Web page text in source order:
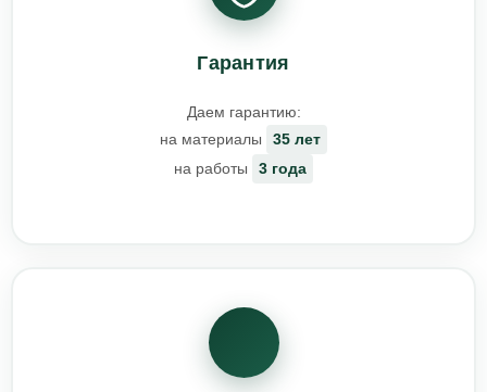
Гарантия
Даем гарантию:
на материалы
35 лет
на работы
3 года